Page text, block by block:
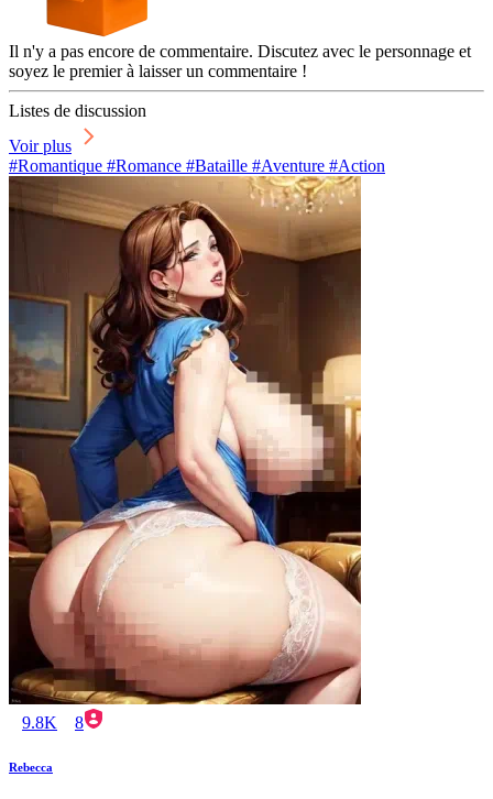
Il n'y a pas encore de commentaire. Discutez avec le personnage et
soyez le premier à laisser un commentaire !
Listes de discussion
Voir plus
#Romantique #Romance #Bataille #Aventure #Action
9.8K 8
Rebecca